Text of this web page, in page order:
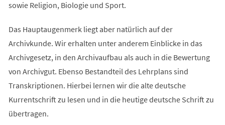
sowie Religion, Biologie und Sport.
Das Hauptaugenmerk liegt aber natürlich auf der
Archivkunde. Wir erhalten unter anderem Einblicke in das
Archivgesetz, in den Archivaufbau als auch in die Bewertung
von Archivgut. Ebenso Bestandteil des Lehrplans sind
Transkriptionen. Hierbei lernen wir die alte deutsche
Kurrentschrift zu lesen und in die heutige deutsche Schrift zu
übertragen.